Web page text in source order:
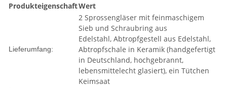
ProdukteigenschaftWert
Lieferumfang:
2 Sprossengläser mit feinmaschigem
Sieb und Schraubring aus
Edelstahl, Abtropfgestell aus Edelstahl,
Abtropfschale in Keramik (handgefertigt
in Deutschland, hochgebrannt,
lebensmittelecht glasiert), ein Tütchen
Keimsaat